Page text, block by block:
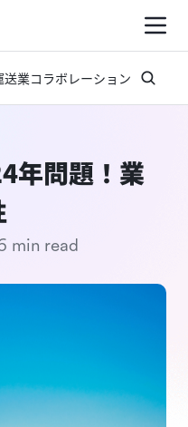
送業コラボレーション お知らせ
年問題！業
min read